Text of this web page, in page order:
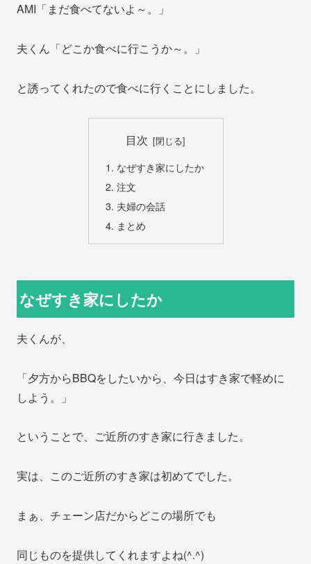
AMI「まだ食べてないよ～。」
夫くん「どこか食べに行こうか～。」
と誘ってくれたので食べに行くことにしました。
目次
なぜすき家にしたか
注文
夫婦の会話
まとめ
なぜすき家にしたか
夫くんが、
「夕方からBBQをしたいから、今日はすき家で軽めに
しよう。」
ということで、ご近所のすき家に行きました。
実は、このご近所のすき家は初めてでした。
まぁ、チェーン店だからどこの場所でも
同じものを提供してくれますよね(^.^)